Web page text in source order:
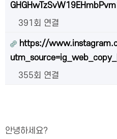
391회 연결
https://
355회 연결
안녕하세요?